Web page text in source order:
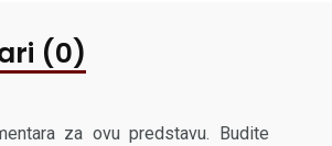
(0)
za ovu predstavu. Budite